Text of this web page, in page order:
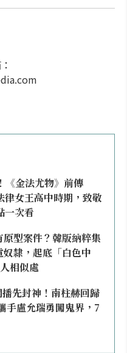
《金法尤物》前傳
律女王高中時期，致敬
一次看
原型案件？韓版納粹集
隸，起底「白色中
相似處
先封神！南柱赫回歸
手盧允瑞勇闖鬼界，7